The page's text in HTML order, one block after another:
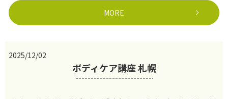
MORE
2025/12/02
ボディケア講座 札幌